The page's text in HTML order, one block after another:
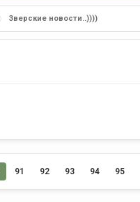
Зверские новости..))))
91 92 93 94 95